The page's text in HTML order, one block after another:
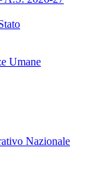
Umane
Nazionale